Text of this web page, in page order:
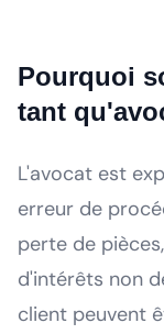
Pourquoi
tant
L'avocat est
erreur de
perte de
d'intérêts non
client peuvent